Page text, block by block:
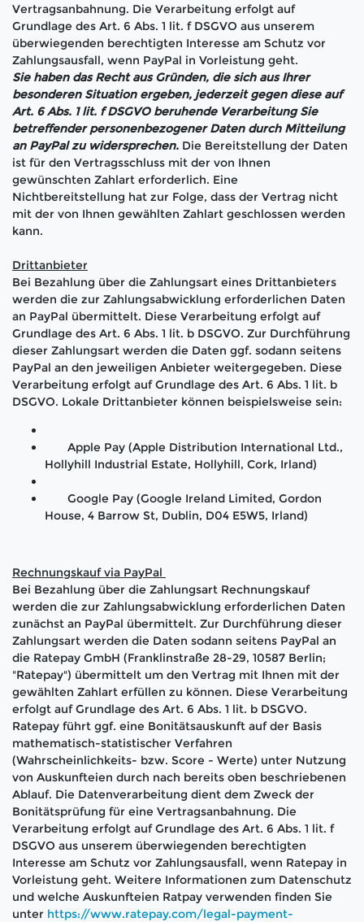
Vertragsanbahnung. Die Verarbeitung erfolgt auf
Grundlage des Art. 6 Abs. 1 lit. f DSGVO aus unserem
überwiegenden berechtigten Interesse am Schutz vor
Zahlungsausfall, wenn PayPal in Vorleistung geht.
Sie haben das Recht aus Gründen, die sich aus Ihrer
besonderen Situation ergeben, jederzeit gegen diese auf
Art. 6 Abs. 1 lit. f DSGVO beruhende Verarbeitung Sie
betreffender personenbezogener Daten durch Mitteilung
an PayPal zu widersprechen. Die Bereitstellung der Daten
ist für den Vertragsschluss mit der von Ihnen
gewünschten Zahlart erforderlich. Eine
Nichtbereitstellung hat zur Folge, dass der Vertrag nicht
mit der von Ihnen gewählten Zahlart geschlossen werden
kann.
Drittanbieter
Bei Bezahlung über die Zahlungsart eines Drittanbieters
werden die zur Zahlungsabwicklung erforderlichen Daten
an PayPal übermittelt. Diese Verarbeitung erfolgt auf
Grundlage des Art. 6 Abs. 1 lit. b DSGVO. Zur Durchführung
dieser Zahlungsart werden die Daten ggf. sodann seitens
PayPal an den jeweiligen Anbieter weitergegeben. Diese
Verarbeitung erfolgt auf Grundlage des Art. 6 Abs. 1 lit. b
DSGVO. Lokale Drittanbieter können beispielsweise sein:
Apple Pay (Apple Distribution International Ltd.,
Hollyhill Industrial Estate, Hollyhill, Cork, Irland)
Google Pay (Google Ireland Limited, Gordon
House, 4 Barrow St, Dublin, D04 E5W5, Irland)
Rechnungskauf via PayPal
Bei Bezahlung über die Zahlungsart Rechnungskauf
werden die zur Zahlungsabwicklung erforderlichen Daten
zunächst an PayPal übermittelt. Zur Durchführung dieser
Zahlungsart werden die Daten sodann seitens PayPal an
die Ratepay GmbH (Franklinstraße 28-29, 10587 Berlin;
"Ratepay") übermittelt um den Vertrag mit Ihnen mit der
gewählten Zahlart erfüllen zu können. Diese Verarbeitung
erfolgt auf Grundlage des Art. 6 Abs. 1 lit. b DSGVO.
Ratepay führt ggf. eine Bonitätsauskunft auf der Basis
mathematisch-statistischer Verfahren
(Wahrscheinlichkeits- bzw. Score - Werte) unter Nutzung
von Auskunfteien durch nach bereits oben beschriebenen
Ablauf. Die Datenverarbeitung dient dem Zweck der
Bonitätsprüfung für eine Vertragsanbahnung. Die
Verarbeitung erfolgt auf Grundlage des Art. 6 Abs. 1 lit. f
DSGVO aus unserem überwiegenden berechtigten
Interesse am Schutz vor Zahlungsausfall, wenn Ratepay in
Vorleistung geht. Weitere Informationen zum Datenschutz
und welche Auskunfteien Ratpay verwenden finden Sie
unter https://www.ratepay.com/legal-payment-